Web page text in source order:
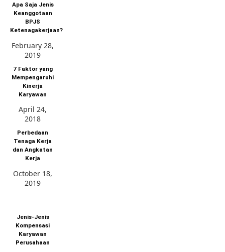
Apa Saja Jenis
Keanggotaan
BPJS
Ketenagakerjaan?
February 28,
2019
7 Faktor yang
Mempengaruhi
Kinerja
Karyawan
April 24,
2018
Perbedaan
Tenaga Kerja
dan Angkatan
Kerja
October 18,
2019
Jenis-Jenis
Kompensasi
Karyawan
Perusahaan